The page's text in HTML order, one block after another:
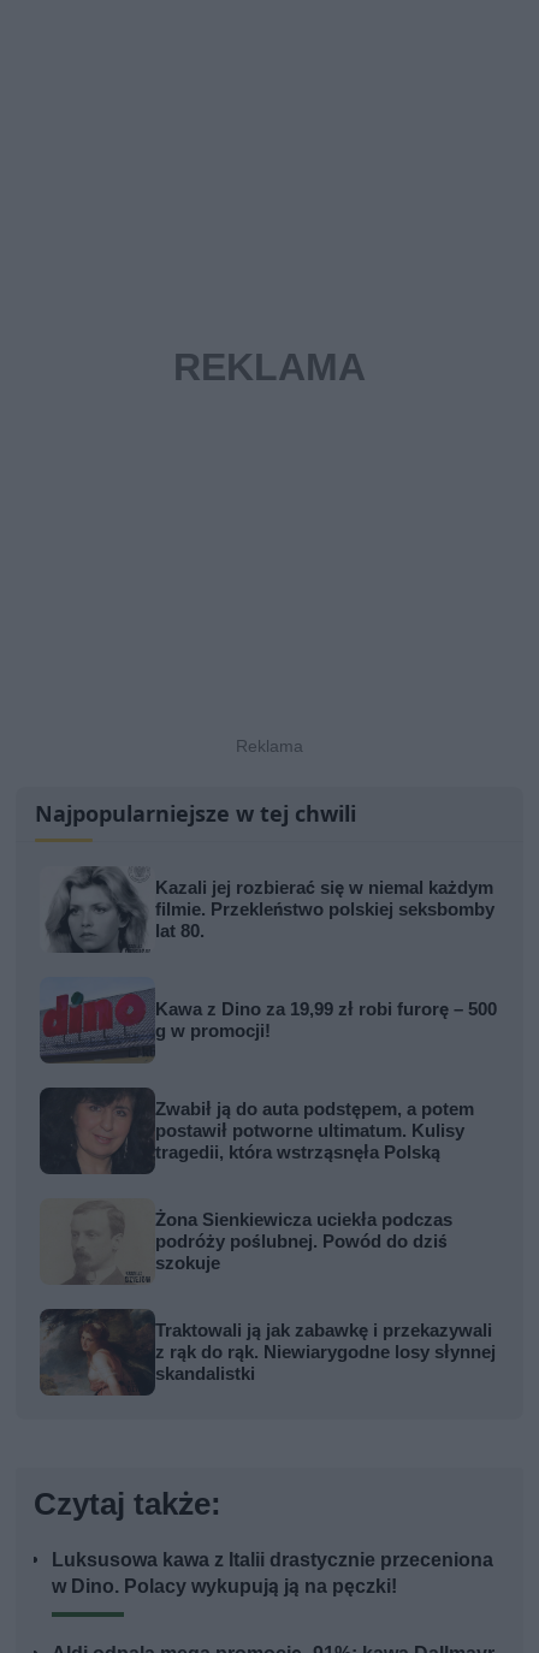
Najpopularniejsze w tej chwili
Kazali jej rozbierać się w niemal każdym
filmie. Przekleństwo polskiej seksbomby
lat 80.
Kawa z Dino za 19,99 zł robi furorę – 500
g w promocji!
Zwabił ją do auta podstępem, a potem
postawił potworne ultimatum. Kulisy
tragedii, która wstrząsnęła Polską
Żona Sienkiewicza uciekła podczas
podróży poślubnej. Powód do dziś
szokuje
Traktowali ją jak zabawkę i przekazywali
z rąk do rąk. Niewiarygodne losy słynnej
skandalistki
Czytaj także:
Luksusowa kawa z Italii drastycznie przeceniona
w Dino. Polacy wykupują ją na pęczki!